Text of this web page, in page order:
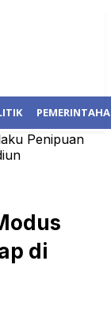
Penipuan
di